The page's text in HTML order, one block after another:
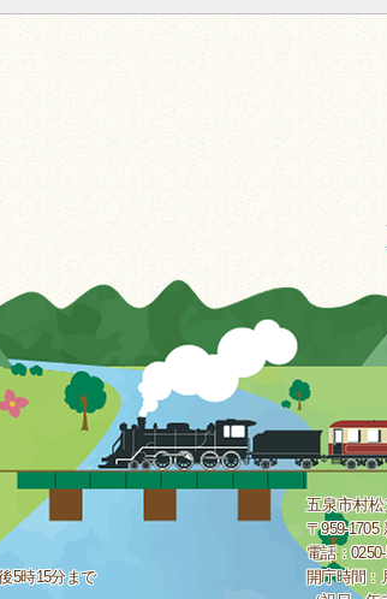
5時15分まで
五泉市村
〒959-1705
電話：
開庁時間：